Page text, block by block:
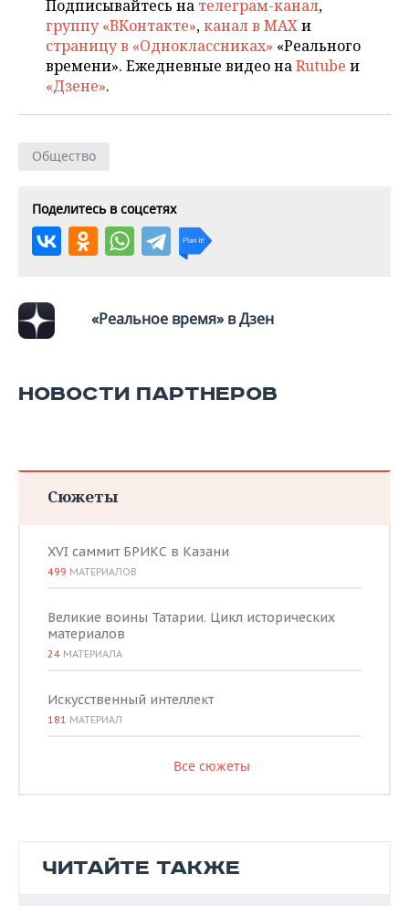
Подписывайтесь на телеграм-канал,
группу «ВКонтакте»,канал в MAXи
страницу в «Одноклассниках» «Реального
времени». Ежедневные видео наRutube и
«Дзене».
Общество
Поделитесь в соцсетях
«Реальное время» в Дзен
НОВОСТИ ПАРТНЕРОВ
Сюжеты
XVI саммит БРИКС в Казани
499 МАТЕРИАЛОВ
Великие воины Татарии. Цикл исторических
материалов
24 МАТЕРИАЛА
Искусственный интеллект
181 МАТЕРИАЛ
Все сюжеты
ЧИТАЙТЕ ТАКЖЕ